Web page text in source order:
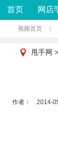
首页 网店
视频首页
甩手网 >
作者：